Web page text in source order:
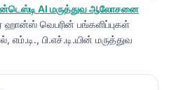
AI மருத்துவ ஆலோசனை
ஹான்ஸ் வெபரின் பங்களிப்புகள்
எம்.டி., பி.எச்.டி.யின் மருத்துவ